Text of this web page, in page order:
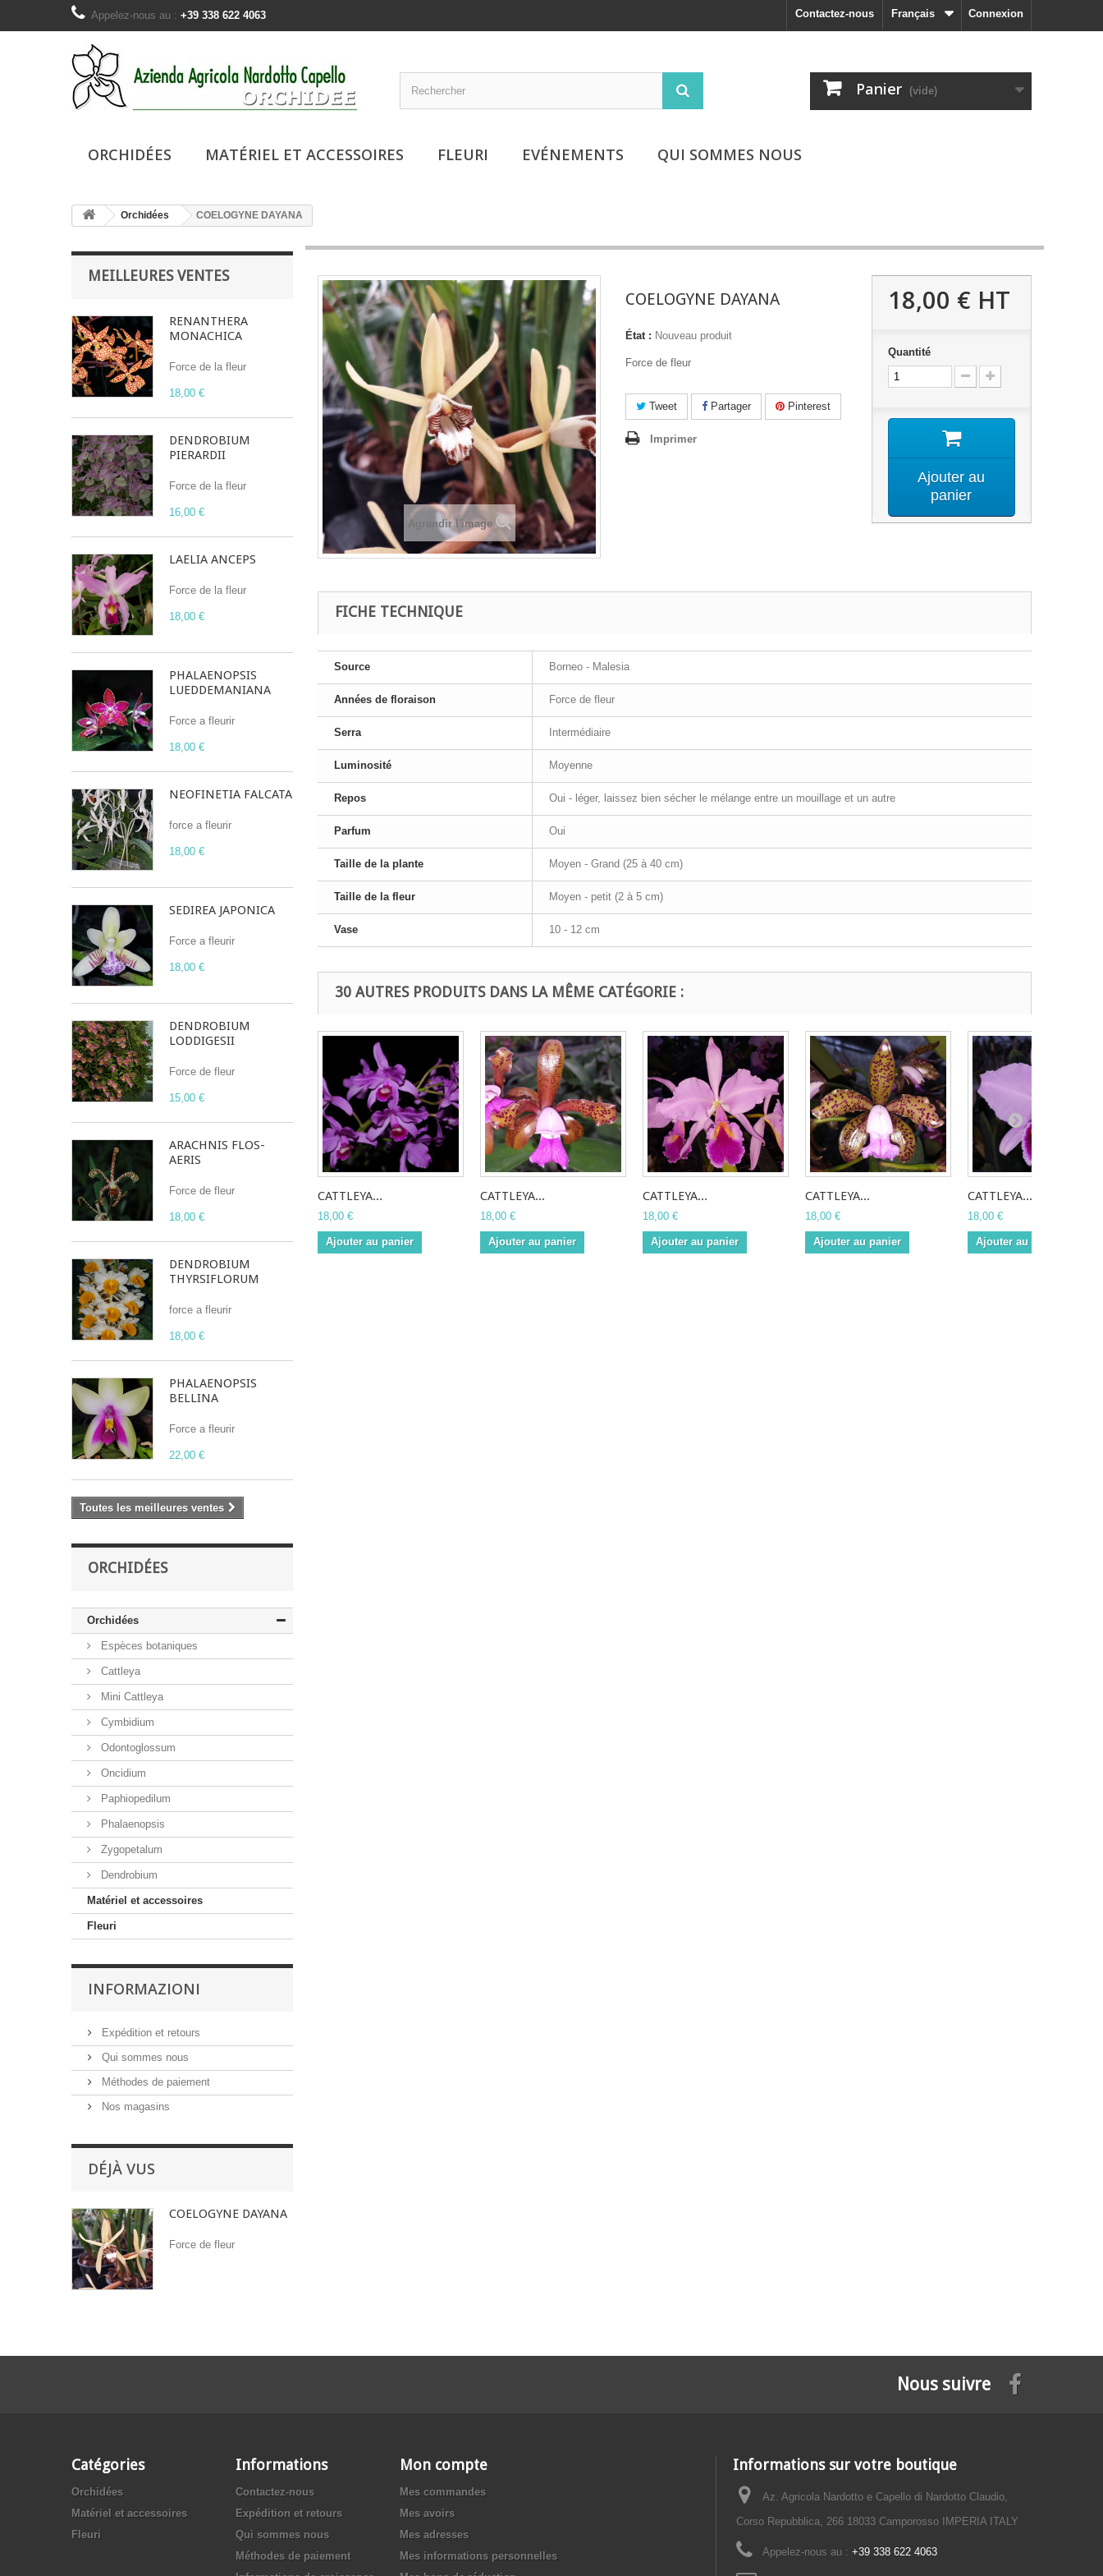
Connexion
Français
Contactez-nous
Appelez-nous au : +39 338 622 4063
Panier (vide)
ORCHIDÉES MATÉRIEL ET ACCESSOIRES FLEURI EVÉNEMENTS QUI SOMMES NOUS
Orchidées COELOGYNE DAYANA
MEILLEURES VENTES
RENANTHERA
MONACHICA
Force de la fleur
18,00 €
DENDROBIUM
PIERARDII
Force de la fleur
16,00 €
LAELIA ANCEPS
Force de la fleur
18,00 €
PHALAENOPSIS
LUEDDEMANIANA
Force a fleurir
18,00 €
NEOFINETIA FALCATA
force a fleurir
18,00 €
SEDIREA JAPONICA
Force a fleurir
18,00 €
DENDROBIUM
LODDIGESII
Force de fleur
15,00 €
ARACHNIS FLOS-
AERIS
Force de fleur
18,00 €
DENDROBIUM
THYRSIFLORUM
force a fleurir
18,00 €
PHALAENOPSIS
BELLINA
Force a fleurir
22,00 €
Toutes les meilleures ventes
ORCHIDÉES
Orchidées
Espèces botaniques
Cattleya
Mini Cattleya
Cymbidium
Odontoglossum
Oncidium
Paphiopedilum
Phalaenopsis
Zygopetalum
Dendrobium
Matériel et accessoires
Fleuri
INFORMAZIONI
Expédition et retours
Qui sommes nous
Méthodes de paiement
Nos magasins
DÉJÀ VUS
COELOGYNE DAYANA
Force de fleur
Agrandir l'image
COELOGYNE DAYANA
État : Nouveau produit
Force de fleur
Tweet Partager Pinterest
Imprimer
18,00 € HT
Quantité
Ajouter au
panier
FICHE TECHNIQUE
Source Borneo - Malesia
Années de floraison Force de fleur
Serra Intermédiaire
Luminosité Moyenne
Repos Oui - léger, laissez bien sécher le mélange entre un mouillage et un autre
Parfum Oui
Taille de la plante Moyen - Grand (25 à 40 cm)
Taille de la fleur Moyen - petit (2 à 5 cm)
Vase 10 - 12 cm
30 AUTRES PRODUITS DANS LA MÊME CATÉGORIE :
CATTLEYA...
18,00 €
Ajouter au panier
CATTLEYA...
18,00 €
Ajouter au panier
CATTLEYA...
18,00 €
Ajouter au panier
CATTLEYA...
18,00 €
Ajouter au panier
CATTLEYA...
18,00 €
Ajouter au panier
Nous suivre
Catégories
Orchidées
Matériel et accessoires
Fleuri
Informations
Contactez-nous
Expédition et retours
Qui sommes nous
Méthodes de paiement
Mon compte
Mes commandes
Mes avoirs
Mes adresses
Mes informations personnelles
Informations sur votre boutique
Az. Agricola Nardotto e Capello di Nardotto Claudio,
Corso Repubblica, 266 18033 Camporosso IMPERIA ITALY
Appelez-nous au : +39 338 622 4063